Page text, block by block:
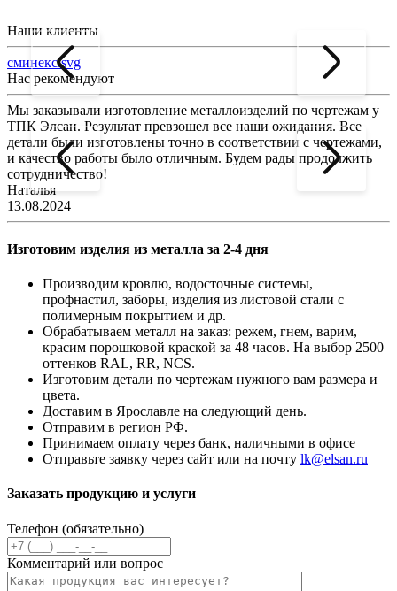
Наши клиенты
сминекс.svg
Нас рекомендуют
Мы заказывали изготовление металлоизделий по чертежам у
ТПК Элсан. Результат превзошел все наши ожидания. Все
детали были изготовлены точно в соответствии с чертежами,
и качество работы было отличным. Будем рады продолжить
сотрудничество!
Наталья
13.08.2024
Изготовим изделия из металла за 2-4 дня
Производим кровлю, водосточные системы,
профнастил, заборы, изделия из листовой стали с
полимерным покрытием и др.
Обрабатываем металл на заказ: режем, гнем, варим,
красим порошковой краской за 48 часов. На выбор 2500
оттенков RAL, RR, NCS.
Изготовим детали по чертежам нужного вам размера и
цвета.
Доставим в Ярославле на следующий день.
Отправим в регион РФ.
Принимаем оплату через банк, наличными в офисе
Отправьте заявку через сайт или на почту lk@elsan.ru
Заказать продукцию и услуги
Телефон (обязательно)
Комментарий или вопрос